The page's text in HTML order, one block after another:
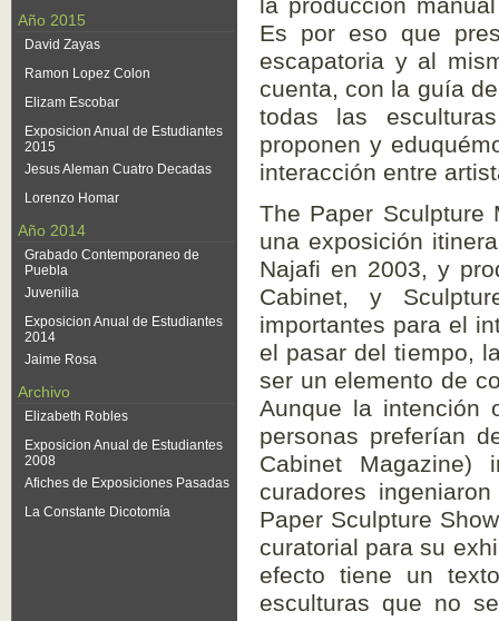
Año 2015
David Zayas
Ramon Lopez Colon
Elizam Escobar
Exposicion Anual de
Estudiantes 2015
Jesus Aleman Cuatro
Lorenzo Homar
Año 2014
Grabado Contemporaneo de
Puebla
Juvenilia
Exposicion Anual de
Estudiantes 2014
Jaime Rosa
Archivo
Elizabeth Robles
Exposicion Anual de
Estudiantes 2008
Afiches de Exposiciones
Pasadas
The Paper Sculpture
exposición itinerante
en 2003, y producida
SculptureCenter. El
intercambio de
las instrucciones y
contemplación
original era la
manual (que recibían
pieza de arte. Más
que lxs visitantes de
las entregaran al
preguntaron lxs
lee? ¿Son un fracaso
¿Quién es la o el
acción? Según las
pero según las
quienes producimos.
o artistas? Es
entender la obra de
culturales en general y